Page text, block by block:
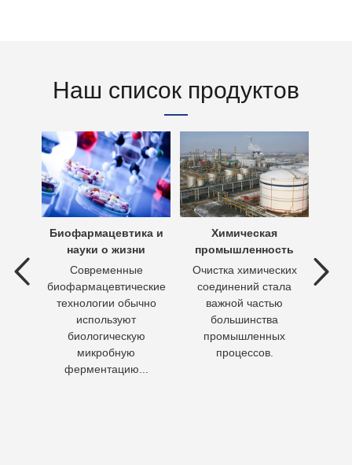
Наш список продуктов
Биофармацевтика и
науки о жизни
Современные
биофармацевтические
технологии обычно
используют
биологическую
микробную
ферментацию...
Химическая
промышленность
Очистка химических
соединений стала
важной частью
большинства
промышленных
процессов.